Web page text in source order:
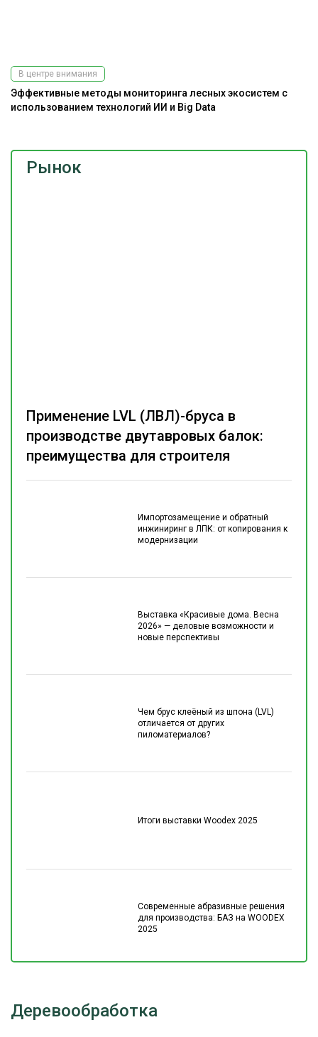
Рынок
Импортозамещение и обратный
инжиниринг в ЛПК: от копирования к
модернизации
Выставка «Красивые дома. Весна
2026» — деловые возможности и
новые перспективы
Чем брус клеёный из шпона (LVL)
отличается от других
пиломатериалов?
Итоги выставки Woodex 2025
Современные абразивные решения
для производства: БАЗ на WOODEX
2025
Применение LVL (ЛВЛ)-бруса в
производстве двутавровых балок:
преимущества для строителя
В центре внимания
Эффективные методы мониторинга лесных экосистем с
использованием технологий ИИ и Big Data
Деревообработка